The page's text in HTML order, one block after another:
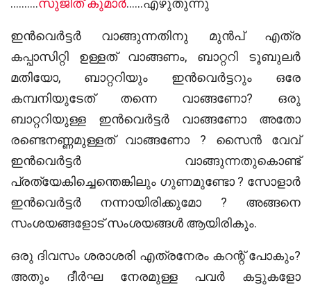
……….സുജിത് കുമാർ……എഴുതുന്നു
ഇൻവെർട്ടർ വാങ്ങുന്നതിനു മുൻപ് എത്ര
കപ്പാസിറ്റി ഉള്ളത് വാങ്ങണം, ബാറ്ററി ടൂബുലർ
മതിയോ, ബാറ്ററിയും ഇൻവെർട്ടറും ഒരേ
കമ്പനിയുടേത് തന്നെ വാങ്ങണോ? ഒരു
ബാറ്ററിയുള്ള ഇൻവെർട്ടർ വാങ്ങണോ അതോ
രണ്ടെനണ്ണമുള്ളത് വാങ്ങണോ ? സൈൻ വേവ്
ഇൻവെർട്ടർ വാങ്ങുന്നതുകൊണ്ട്
പ്രത്യേകിച്ചെന്തെങ്കിലും ഗുണമുണ്ടോ ? സോളാർ
ഇൻവെർട്ടർ നന്നായിരിക്കുമോ ? അങ്ങനെ
സംശയങ്ങളോട് സംശയങ്ങൾ ആയിരികും.
ഒരു ദിവസം ശരാശരി എത്രനേരം കറന്റ് പോകും?
അതും ദീർഘ നേരമുള്ള പവർ കട്ടുകളോ